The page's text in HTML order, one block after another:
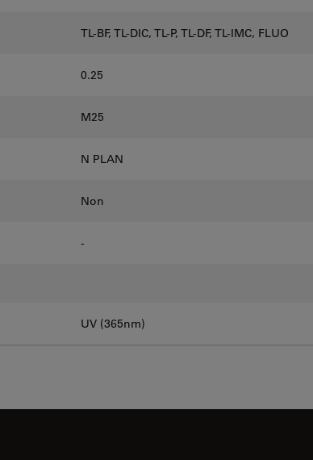
TL-BF, TL-DIC, TL-P, TL-DF, TL-IMC, FLUO
0.25
M25
N PLAN
Non
-
UV (365nm)